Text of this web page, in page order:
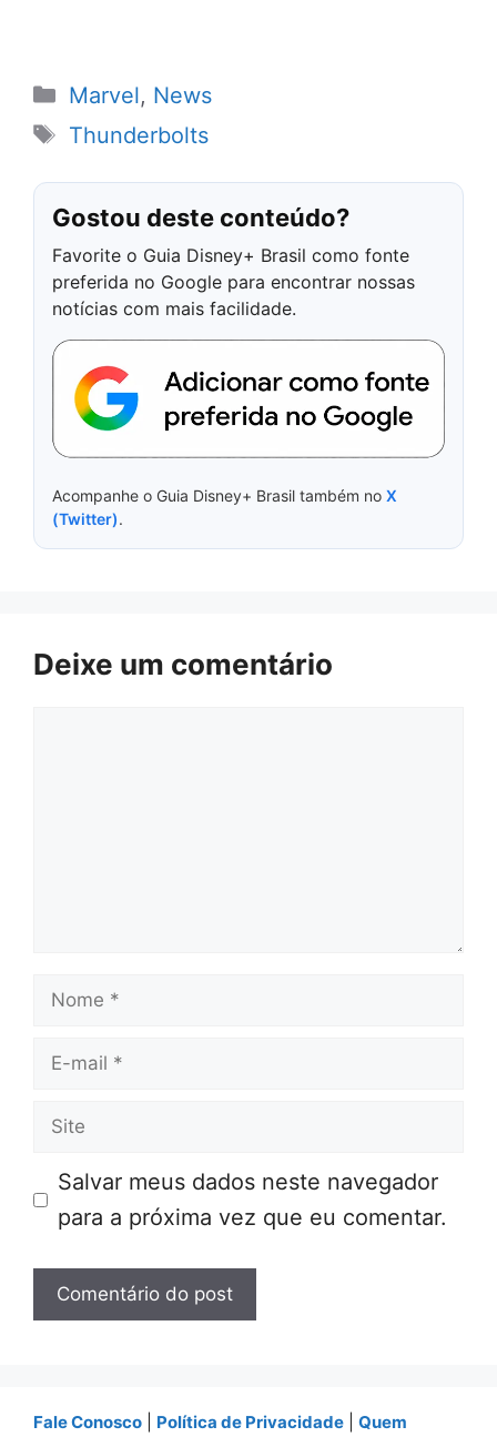
Categorias
Marvel, News
Tags
Thunderbolts
Gostou deste conteúdo?
Favorite o Guia Disney+ Brasil como fonte
preferida no Google para encontrar nossas
notícias com mais facilidade.
Acompanhe o Guia Disney+ Brasil também no X
(Twitter).
Deixe um comentário
Nome
E-
Site
Salvar meus dados neste navegador
para a próxima vez que eu comentar.
Fale Conosco Política de Privacidade Quem